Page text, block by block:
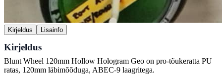
Kirjeldus Lisainfo
Kirjeldus
Blunt Wheel 120mm Hollow Hologram Geo on pro-tõukeratta PU
ratas, 120mm läbimõõduga, ABEC-9 laagritega.